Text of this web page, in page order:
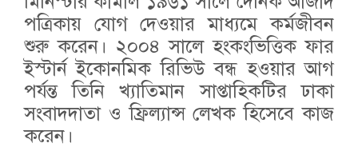
পত্রিকায় যোগ দেওয়ার মাধ্যমে কর্মজীবন
শুরু করেন। ২০০৪ সালে হংকংভিত্তিক ফার
ইস্টার্ন ইকোনমিক রিভিউ বন্ধ হওয়ার আগ
পর্যন্ত তিনি খ্যাতিমান সাপ্তাহিকটির ঢাকা
সংবাদদাতা ও ফ্রিল্যান্স লেখক হিসেবে কাজ
করেন।